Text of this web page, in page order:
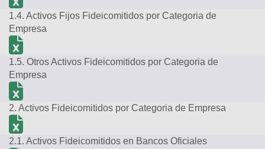
1.4. Activos Fijos Fideicomitidos por Categoria de
Empresa
1.5. Otros Activos Fideicomitidos por Categoria de
Empresa
2. Activos Fideicomitidos por Categoria de Empresa
2.1. Activos Fideicomitidos en Bancos Oficiales